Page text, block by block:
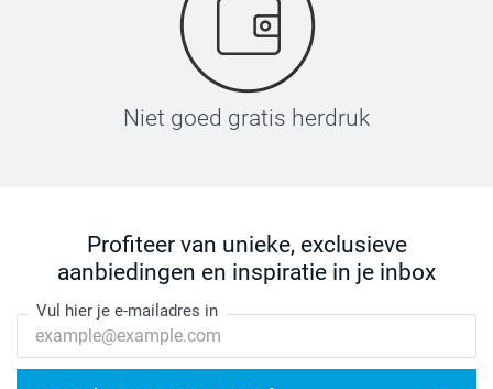
Niet goed gratis herdruk
Profiteer van unieke, exclusieve
aanbiedingen en inspiratie in je inbox
Vul hier je e-mailadres in